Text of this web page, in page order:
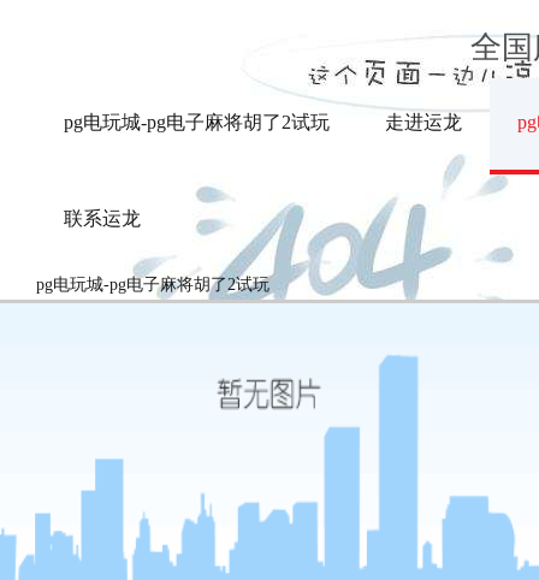
全
pg电玩城-pg电子麻将胡了2试玩 走进运龙
联系运龙
pg电玩城-pg电子麻将胡了2试玩